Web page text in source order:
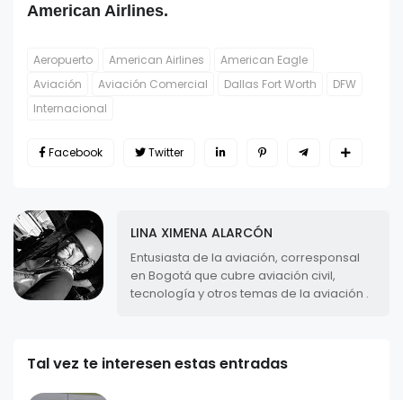
American Airlines.
Aeropuerto American Airlines
American Eagle
Aviación
Aviación Comercial Dallas Fort Worth
DFW
Internacional
Facebook Twitter
LINA XIMENA ALARCÓN
Entusiasta de la aviación, corresponsal
en Bogotá que cubre aviación civil,
tecnología y otros temas de la aviación .
Tal vez te interesen estas entradas